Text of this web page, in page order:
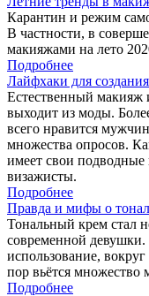
Карантин и режим
В частности, в
макияжами на лето
Подробнее
Лайфхаки для
Естественный макияж
выходит из моды.
всего нравится
множества опросов.
имеет свои подводные
визажисты.
Подробнее
Правда и мифы о
Тональный крем стал
современной девушки.
использование, вокруг
пор вьётся
Подробнее